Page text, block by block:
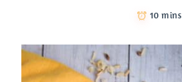
10 mins